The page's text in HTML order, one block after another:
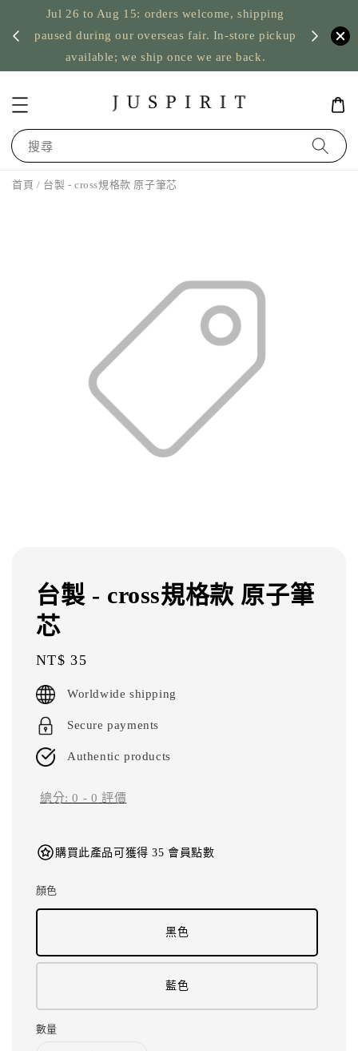
Jul 26 to Aug 15: orders welcome, shipping
paused during our overseas fair. In-store pickup
available; we ship once we are back.
US
搜尋
首頁 / 台製 - cross規格款 原子筆芯
台製 - cross規格款 原子筆
芯
Regular
price
NT$ 35
Worldwide shipping
Secure payments
Authentic products
總分:0 - 0 評價
購買此產品可獲得 35 會員點數
顏色
黑色
藍色
數量